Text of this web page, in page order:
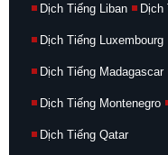
Dịch Tiếng Liban Dịch
Dịch Tiếng Luxembourg
Dịch Tiếng Madagascar
Dịch Tiếng Montenegro
Dịch Tiếng Qatar